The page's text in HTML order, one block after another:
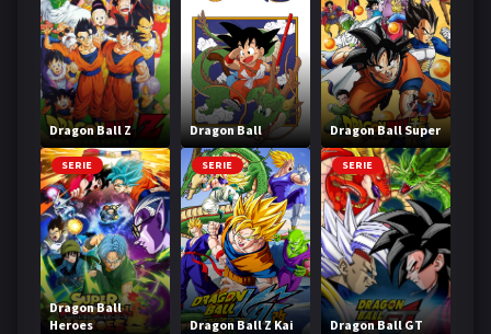
Dragon Ball Z Dragon Ball Dragon Ball Super
SERIE
Dragon Ball
Heroes
SERIE
Dragon Ball Z Kai
SERIE
Dragon Ball GT